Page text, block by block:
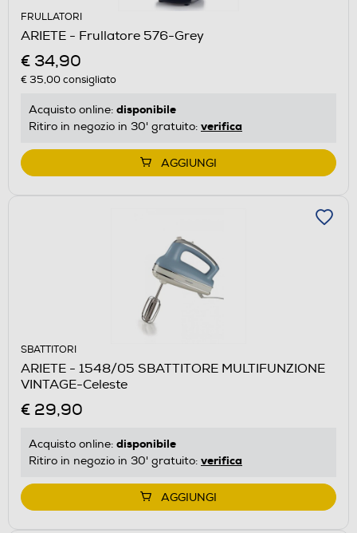
FRULLATORI
ARIETE - Frullatore 576-Grey
€ 34,90
€ 35,00consigliato
Acquisto online: disponibile
Ritiro in negozio in 30' gratuito: verifica
AGGIUNGI
SBATTITORI
ARIETE - 1548/05 SBATTITORE MULTIFUNZIONE
VINTAGE-Celeste
€ 29,90
Acquisto online: disponibile
Ritiro in negozio in 30' gratuito: verifica
AGGIUNGI